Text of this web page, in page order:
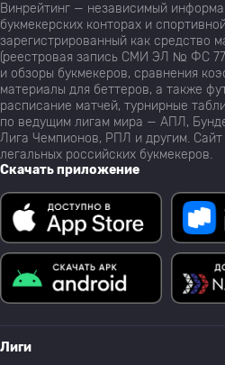
Винрейтинг — независимый
букмекерских конторах и
зарегистрированный как средство
(реестровая запись СМИ ЭЛ № ФС
и обзоры букмекеров, сравнения
материалы для беттеров, а также
расписание матчей, турнирные
по ведущим лигам мира — АПЛ,
Лига Чемпионов, РПЛ и другим. Сайт
легальных российских букмекеров.
Скачать приложение
Лиги